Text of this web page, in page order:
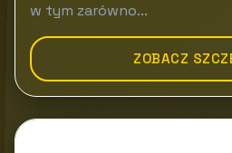
w tym zarówno...
ZOBACZ